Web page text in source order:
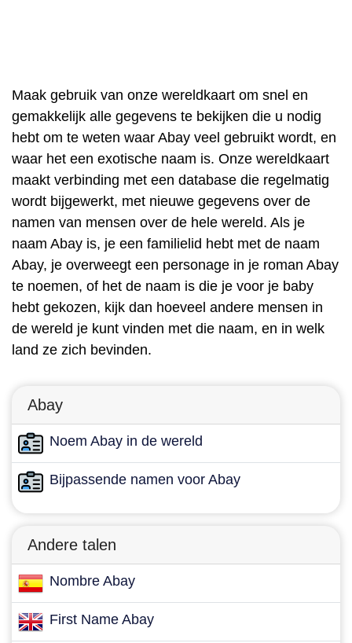
Maak gebruik van onze wereldkaart om snel en
gemakkelijk alle gegevens te bekijken die u nodig
hebt om te weten waar Abay veel gebruikt wordt, en
waar het een exotische naam is. Onze wereldkaart
maakt verbinding met een database die regelmatig
wordt bijgewerkt, met nieuwe gegevens over de
namen van mensen over de hele wereld. Als je
naam Abay is, je een familielid hebt met de naam
Abay, je overweegt een personage in je roman Abay
te noemen, of het de naam is die je voor je baby
hebt gekozen, kijk dan hoeveel andere mensen in
de wereld je kunt vinden met die naam, en in welk
land ze zich bevinden.
Abay
Noem Abay in de wereld
Bijpassende namen voor Abay
Andere talen
Nombre Abay
First Name Abay